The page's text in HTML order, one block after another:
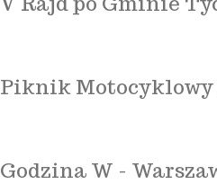
Piknik Motocyklowy
Godzina W -